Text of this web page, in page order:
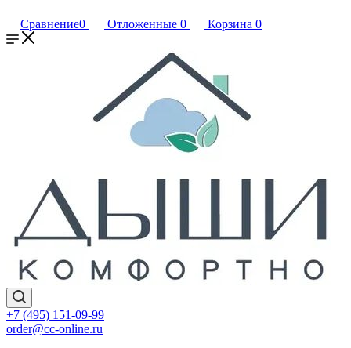
Сравнение0 Отложенные 0 Корзина 0
+7 (495) 151-09-99
order@cc-online.ru